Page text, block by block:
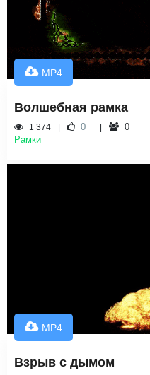
MP4
Волшебная рамка
1 374 0
0
Рамки
MP4
Взрыв с дымом